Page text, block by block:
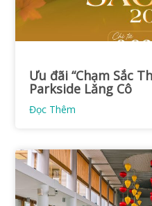
Ưu đãi “Chạm Sắc
Parkside Lăng Cô
Đọc Thêm